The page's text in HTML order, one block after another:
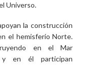
Universo.
la construcción
el hemisferio Norte.
en el Mar
y en él participan